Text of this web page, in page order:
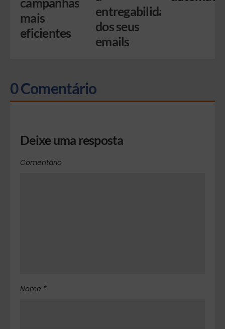
mais
eficientes
entregabilidade
dos seus
emails
0 Comentário
Deixe uma resposta
Comentário
Nome *